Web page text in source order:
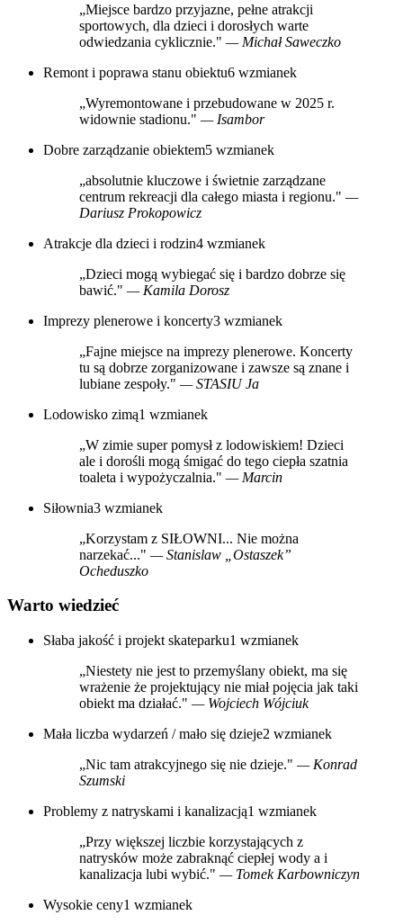
„Miejsce bardzo przyjazne, pełne atrakcji
sportowych, dla dzieci i dorosłych warte
odwiedzania cyklicznie." — Michał Saweczko
Remont i poprawa stanu obiektu6 wzmianek
„Wyremontowane i przebudowane w 2025 r.
widownie stadionu." — Isambor
Dobre zarządzanie obiektem5 wzmianek
„absolutnie kluczowe i świetnie zarządzane
centrum rekreacji dla całego miasta i regionu." —
Dariusz Prokopowicz
Atrakcje dla dzieci i rodzin4 wzmianek
„Dzieci mogą wybiegać się i bardzo dobrze się
bawić." — Kamila Dorosz
Imprezy plenerowe i koncerty3 wzmianek
„Fajne miejsce na imprezy plenerowe. Koncerty
tu są dobrze zorganizowane i zawsze są znane i
lubiane zespoły." — STASIU Ja
Lodowisko zimą1 wzmianek
„W zimie super pomysł z lodowiskiem! Dzieci
ale i dorośli mogą śmigać do tego ciepła szatnia
toaleta i wypożyczalnia." — Marcin
Siłownia3 wzmianek
„Korzystam z SIŁOWNI... Nie można
narzekać..." — Stanislaw „Ostaszek”
Ocheduszko
Warto wiedzieć
Słaba jakość i projekt skateparku1 wzmianek
„Niestety nie jest to przemyślany obiekt, ma się
wrażenie że projektujący nie miał pojęcia jak taki
obiekt ma działać." — Wojciech Wójciuk
Mała liczba wydarzeń / mało się dzieje2 wzmianek
„Nic tam atrakcyjnego się nie dzieje." — Konrad
Szumski
Problemy z natryskami i kanalizacją1 wzmianek
„Przy większej liczbie korzystających z
natrysków może zabraknąć ciepłej wody a i
kanalizacja lubi wybić." — Tomek Karbowniczyn
Wysokie ceny1 wzmianek